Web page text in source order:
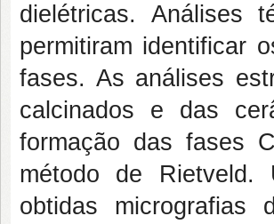
dielétricas. Análises
permitiram identificar
fases. As análises
calcinados e das
formação das fases
método de Rietveld.
obtidas